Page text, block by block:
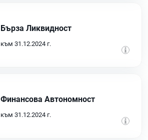
Бърза Ликвидност
към 31.12.2024 г.
Финансова Автономност
към 31.12.2024 г.